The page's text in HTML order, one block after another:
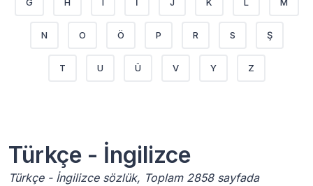
N O Ö P R S Ş
T U Ü V Y Z
Türkçe - İngilizce
Türkçe - İngilizce sözlük, Toplam 2858 sayfada